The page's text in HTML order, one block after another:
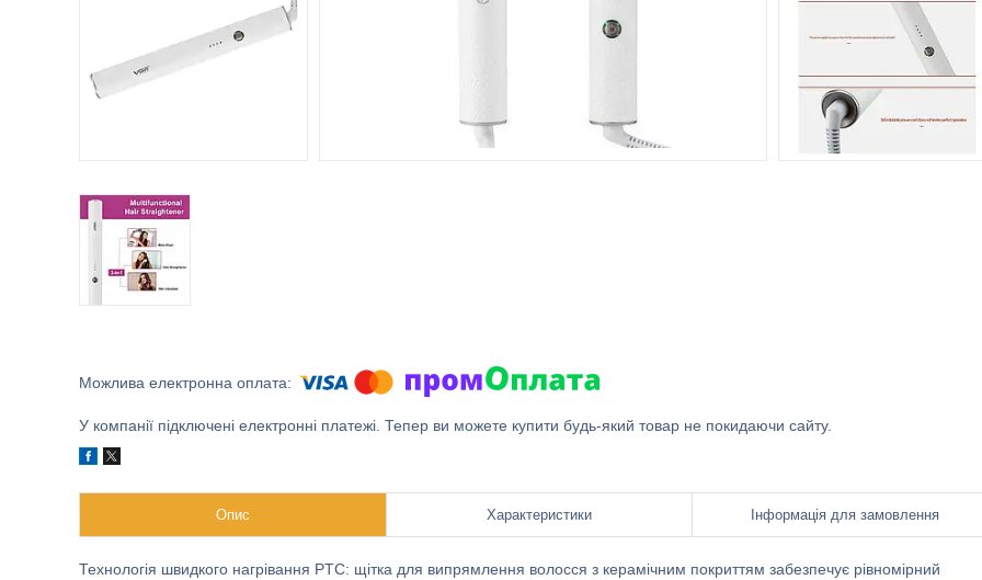
У компанії підключені електронні платежі. Тепер ви можете купити будь-який товар не покидаючи сайту.
Опис Характеристики Інформація для замовлення
Технологія швидкого нагрівання PTC: щітка для випрямлення волосся з керамічним покриттям забезпечує рівномірний